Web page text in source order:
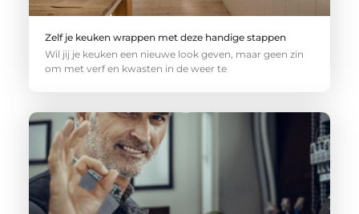
Zelf je keuken wrappen met deze handige stappen
Wil jij je keuken een nieuwe look geven, maar geen zin
om met verf en kwasten in de weer te